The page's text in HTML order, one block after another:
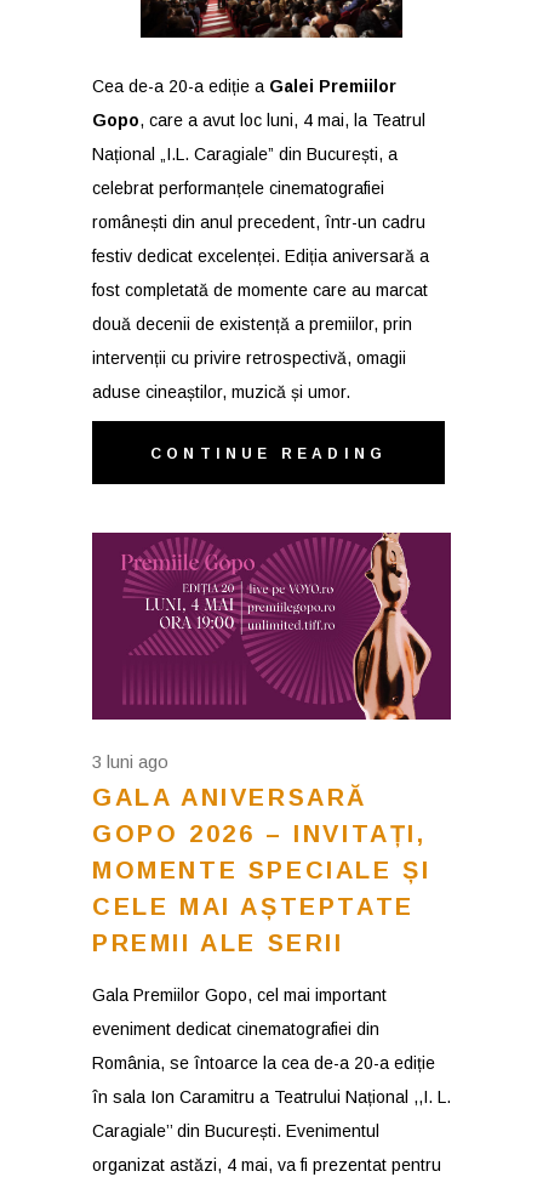
Cea de-a 20-a ediție a Galei Premiilor
Gopo, care a avut loc luni, 4 mai, la Teatrul
Național „I.L. Caragiale” din București, a
celebrat performanțele cinematografiei
românești din anul precedent, într-un cadru
festiv dedicat excelenței. Ediția aniversară a
fost completată de momente care au marcat
două decenii de existență a premiilor, prin
intervenții cu privire retrospectivă, omagii
aduse cineaștilor, muzică și umor.
CONTINUE READING
3 luni ago
GALA ANIVERSARĂ
GOPO 2026 – INVITAȚI,
MOMENTE SPECIALE ȘI
CELE MAI AȘTEPTATE
PREMII ALE SERII
Gala Premiilor Gopo, cel mai important
eveniment dedicat cinematografiei din
România, se întoarce la cea de-a 20-a ediție
în sala Ion Caramitru a Teatrului Național ,,I. L.
Caragiale’’ din București. Evenimentul
organizat astăzi, 4 mai, va fi prezentat pentru